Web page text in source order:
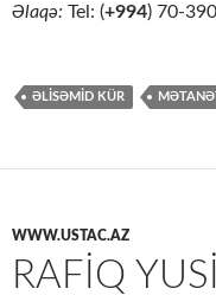
Əlaqə: Tel: (+994) 70-
ƏLİSƏMİD KÜR
WWW.USTAC.AZ
RAFIQ